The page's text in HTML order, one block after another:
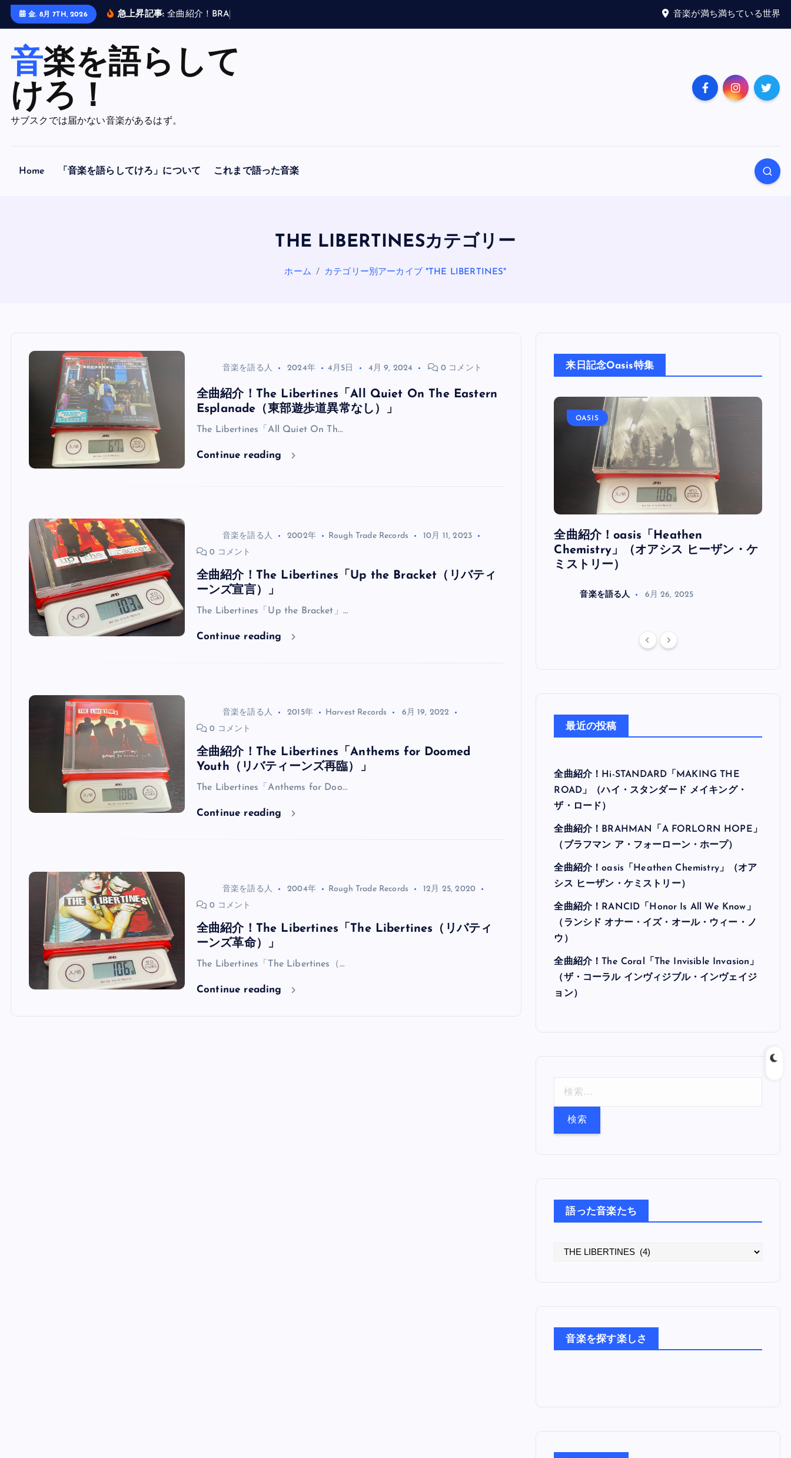
金. 8月 7TH, 2026 急上昇記事: 全曲 紹介 ！ B RA 音楽が満ち満ちている世界
音楽を語らして
けろ！
サブスクでは届かない音楽があるはず。
Home 「音楽を語らしてけろ」について これまで語った音楽
THE LIBERTINESカテゴリー
ホーム カテゴリー別アーカイブ "THE LIBERTINES"
音楽を語る人 2024年 4月5日 4月 9, 2024 0 コメント
全曲紹介！The Libertines「All Quiet On The Eastern
Esplanade（東部遊歩道異常なし）」
The Libertines「All Quiet On Th…
Continue reading
音楽を語る人 2002年 Rough Trade Records
10月 11, 2023
0 コメント
全曲紹介！The Libertines「Up the Bracket（リバティ
ーンズ宣言）」
The Libertines「Up the Bracket」…
Continue reading
音楽を語る人 2015年 Harvest Records
6月 19, 2022
0 コメント
全曲紹介！The Libertines「Anthems for Doomed
Youth（リバティーンズ再臨）」
The Libertines「Anthems for Doo…
Continue reading
音楽を語る人 2004年 Rough Trade Records
12月 25, 2020
0 コメント
全曲紹介！The Libertines「The Libertines（リバティ
ーンズ革命）」
The Libertines「The Libertines（…
Continue reading
来日記念Oasis特集
全曲紹介！oasis「Definitely
OASIS
全曲紹介！oasis「Heathen
Chemistry」（オアシス ヒーザン・ケ
ミストリー）
音楽を語る人 6月 26, 2025
最近の投稿
全曲紹介！Hi-STANDARD「MAKING THE
ROAD」（ハイ・スタンダード メイキング・
ザ・ロード）
全曲紹介！BRAHMAN「A FORLORN HOPE」
（ブラフマン ア・フォーローン・ホープ）
全曲紹介！oasis「Heathen Chemistry」（オア
シス ヒーザン・ケミストリー）
全曲紹介！RANCID「Honor Is All We Know」
（ランシド オナー・イズ・オール・ウィー・ノ
ウ）
全曲紹介！The Coral「The Invisible Invasion」
（ザ・コーラル インヴィジブル・インヴェイジ
ョン）
語った音楽たち
た
音楽を探す楽しさ